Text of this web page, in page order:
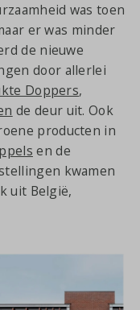
was toen
er was minder
de nieuwe
door allerlei
Doppers,
de deur uit. Ook
producten in
en de
kwamen
uit België,